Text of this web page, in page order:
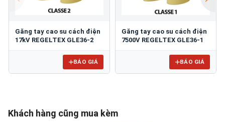
Găng tay cao su cách điện
17kV REGELTEX GLE36-2
BÁO GIÁ
Găng tay cao su cách điện
7500V REGELTEX GLE36-1
BÁO GIÁ
Khách hàng cũng mua kèm